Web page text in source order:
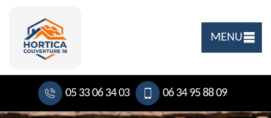
MENU
05 33 06 34 03 06 34 95 88 09